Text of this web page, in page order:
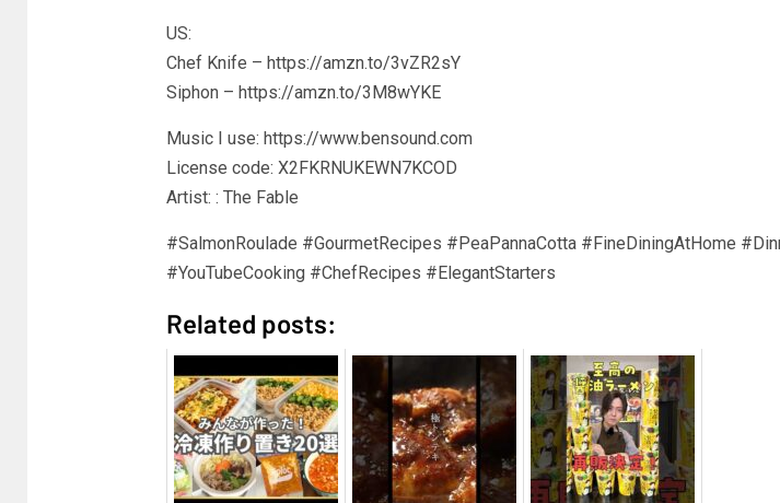
US:
Chef Knife – https://amzn.to/3vZR2sY
Siphon – https://amzn.to/3M8wYKE
Music I use: https://www.bensound.com
License code: X2FKRNUKEWN7KCOD
Artist: : The Fable
#SalmonRoulade #GourmetRecipes #PeaPannaCotta #FineDiningAtHome
#YouTubeCooking #ChefRecipes #ElegantStarters
Related posts: